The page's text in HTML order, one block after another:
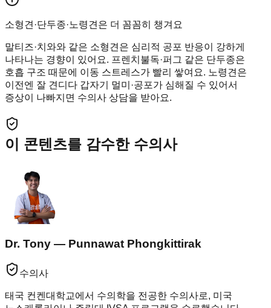
소형견·단두종·노령견은 더 꼼꼼히 챙겨요
말티즈·치와와 같은 소형견은 심리적 공포 반응이 강하게
나타나는 경향이 있어요. 프렌치불독·퍼그 같은 단두종은
호흡 구조 때문에 이동 스트레스가 빨리 쌓여요. 노령견은
이전엔 잘 견디다 갑자기 멀미·공포가 심해질 수 있어서
증상이 나빠지면 수의사 상담을 받아요.
이 콘텐츠를 감수한 수의사
Dr. Tony — Punnawat Phongkittirak
수의사
태국 컨켄대학교에서 수의학을 전공한 수의사로, 미국